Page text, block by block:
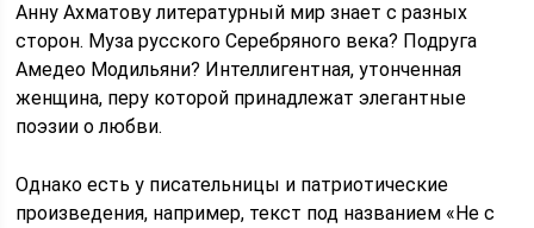
Анну Ахматову литературный мир знает с разных
сторон. Муза русского Серебряного века? Подруга
Амедео Модильяни? Интеллигентная, утонченная
женщина, перу которой принадлежат элегантные
поэзии о любви.
Однако есть у писательницы и патриотические
произведения, например, текст под названием «Не с